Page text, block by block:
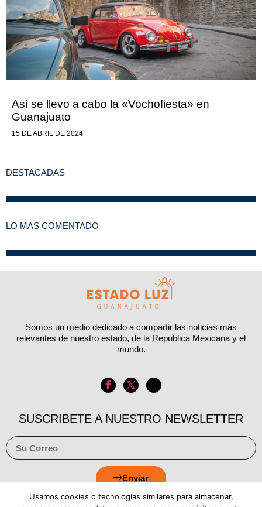
Así se llevo a cabo la «Vochofiesta» en
Guanajuato
15 DE ABRIL DE 2024
DESTACADAS
LO MAS COMENTADO
Somos un medio dedicado a compartir las noticias más
relevantes de nuestro estado, de la Republica Mexicana y el
mundo.
SUSCRIBETE A NUESTRO NEWSLETTER
Enviar
Usamos cookies o tecnologías similares para almacenar,